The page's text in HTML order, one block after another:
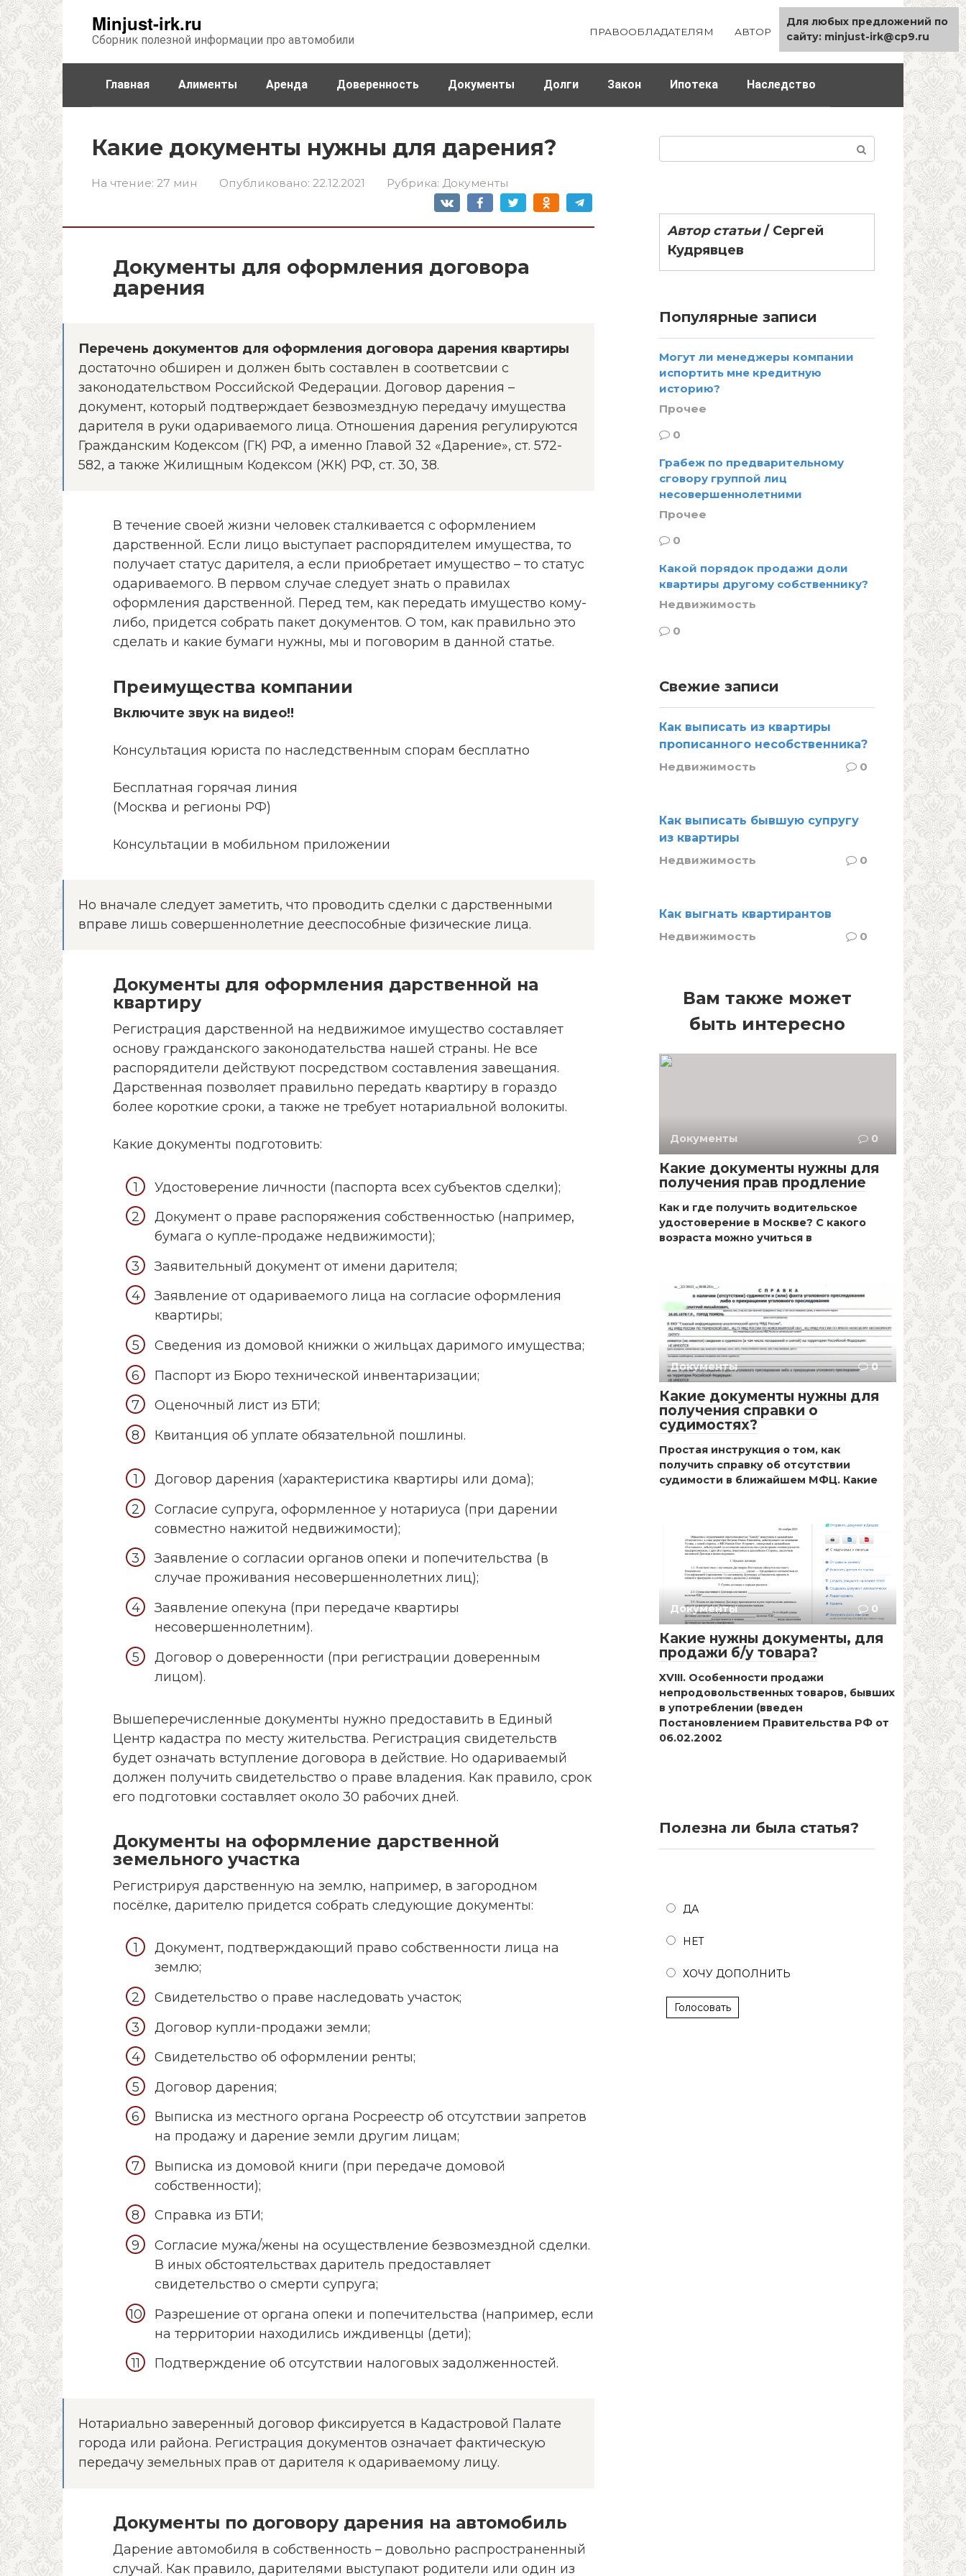
Minjust-irk.ru
Сборник полезной информации про автомобили
ПРАВООБЛАДАТЕЛЯМ АВТОР КАРТА САЙТА
Главная Алименты Аренда Доверенность Документы Долги Закон Ипотека Наследство
Какие документы нужны для дарения?
На чтение: 27 мин Опубликовано: 22.12.2021 Рубрика: Документы
Документы для оформления договора
дарения
Перечень документов для оформления договора дарения квартиры
достаточно обширен и должен быть составлен в соответсвии с
законодательством Российской Федерации. Договор дарения –
документ, который подтверждает безвозмездную передачу имущества
дарителя в руки одариваемого лица. Отношения дарения регулируются
Гражданским Кодексом (ГК) РФ, а именно Главой 32 «Дарение», ст. 572-
582, а также Жилищным Кодексом (ЖК) РФ, ст. 30, 38.
В течение своей жизни человек сталкивается с оформлением
дарственной. Если лицо выступает распорядителем имущества, то
получает статус дарителя, а если приобретает имущество – то статус
одариваемого. В первом случае следует знать о правилах
оформления дарственной. Перед тем, как передать имущество кому-
либо, придется собрать пакет документов. О том, как правильно это
сделать и какие бумаги нужны, мы и поговорим в данной статье.
Преимущества компании
Включите звук на видео!!
Консультация юриста по наследственным спорам бесплатно
Бесплатная горячая линия
(Москва и регионы РФ)
Консультации в мобильном приложении
Но вначале следует заметить, что проводить сделки с дарственными
вправе лишь совершеннолетние дееспособные физические лица.
Документы для оформления дарственной на
квартиру
Регистрация дарственной на недвижимое имущество составляет
основу гражданского законодательства нашей страны. Не все
распорядители действуют посредством составления завещания.
Дарственная позволяет правильно передать квартиру в гораздо
более короткие сроки, а также не требует нотариальной волокиты.
Какие документы подготовить:
Удостоверение личности (паспорта всех субъектов сделки);
Документ о праве распоряжения собственностью (например,
бумага о купле-продаже недвижимости);
Заявительный документ от имени дарителя;
Заявление от одариваемого лица на согласие оформления
квартиры;
Сведения из домовой книжки о жильцах даримого имущества;
Паспорт из Бюро технической инвентаризации;
Оценочный лист из БТИ;
Квитанция об уплате обязательной пошлины.
Договор дарения (характеристика квартиры или дома);
Согласие супруга, оформленное у нотариуса (при дарении
совместно нажитой недвижимости);
Заявление о согласии органов опеки и попечительства (в
случае проживания несовершеннолетних лиц);
Заявление опекуна (при передаче квартиры
несовершеннолетним).
Договор о доверенности (при регистрации доверенным
лицом).
Вышеперечисленные документы нужно предоставить в Единый
Центр кадастра по месту жительства. Регистрация свидетельств
будет означать вступление договора в действие. Но одариваемый
должен получить свидетельство о праве владения. Как правило, срок
его подготовки составляет около 30 рабочих дней.
Документы на оформление дарственной
земельного участка
Регистрируя дарственную на землю, например, в загородном
посёлке, дарителю придется собрать следующие документы:
Документ, подтверждающий право собственности лица на
землю;
Свидетельство о праве наследовать участок;
Договор купли-продажи земли;
Свидетельство об оформлении ренты;
Договор дарения;
Выписка из местного органа Росреестр об отсутствии запретов
на продажу и дарение земли другим лицам;
Выписка из домовой книги (при передаче домовой
собственности);
Справка из БТИ;
Согласие мужа/жены на осуществление безвозмездной сделки.
В иных обстоятельствах даритель предоставляет
свидетельство о смерти супруга;
Разрешение от органа опеки и попечительства (например, если
на территории находились иждивенцы (дети);
Подтверждение об отсутствии налоговых задолженностей.
Нотариально заверенный договор фиксируется в Кадастровой Палате
города или района. Регистрация документов означает фактическую
передачу земельных прав от дарителя к одариваемому лицу.
Документы по договору дарения на автомобиль
Дарение автомобиля в собственность – довольно распространенный
случай. Как правило, дарителями выступают родители или один из
Автор статьи/ Сергей
Кудрявцев
Популярные записи
Могут ли менеджеры компании
испортить мне кредитную
историю?
Прочее
0
Грабеж по предварительному
сговору группой лиц
несовершеннолетними
Прочее
0
Какой порядок продажи доли
квартиры другому собственнику?
Недвижимость
0
Свежие записи
Как выписать из квартиры
прописанного несобственника?
Недвижимость
0
Как выписать бывшую супругу
из квартиры
Недвижимость
0
Как выгнать квартирантов
Недвижимость
0
Вам также может
быть интересно
Документы 0
Какие документы нужны для
получения прав продление
Как и где получить водительское
удостоверение в Москве? С какого
возраста можно учиться в
Документы 0
Какие документы нужны для
получения справки о
судимостях?
Простая инструкция о том, как
получить справку об отсутствии
судимости в ближайшем МФЦ. Какие
Документы 0
Какие нужны документы, для
продажи б/у товара?
XVIII. Особенности продажи
непродовольственных товаров, бывших
в употреблении (введен
Постановлением Правительства РФ от
06.02.2002
Полезна ли была статья?
ДА
НЕТ
ХОЧУ ДОПОЛНИТЬ
Голосовать
Для любых предложений по
сайту: minjust-irk@cp9.ru